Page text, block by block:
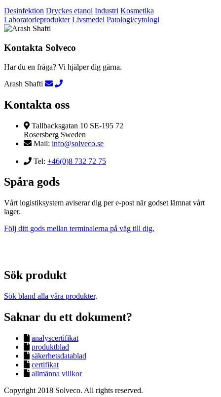
Desinfektion Dryckes etanol Industri Kosmetika
Laboratorieprodukter Livsmedel Patologi/cytologi
Kontakta Solveco
Har du en fråga? Vi hjälper dig gärna.
Arash Shafti
Kontakta oss
Tallbacksgatan 10 SE-195 72
Rosersberg Sweden
Mail: info@solveco.se
Tel: +46(0)8 732 72 75
Spåra gods
Vårt logistiksystem aviserar dig per e-post när godset lämnat vårt
lager.
Följ ditt gods mellan terminalerna på väg till dig.
Sök produkt
Sök bland alla våra produkter.
Saknar du ett dokument?
analyscertifikat
produktblad
säkerhetsdatablad
certifikat
allmänna villkor
Copyright 2018 Solveco. All rights reserved.